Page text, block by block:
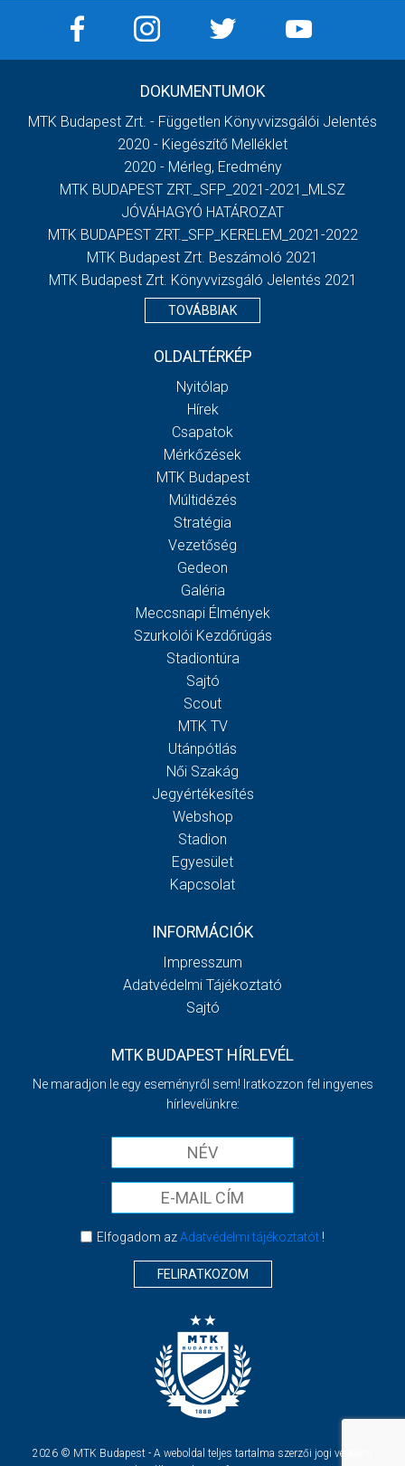
DOKUMENTUMOK
MTK Budapest Zrt. - Független Könyvvizsgálói Jelentés
2020 - Kiegészítő Melléklet
2020 - Mérleg, Eredmény
MTK BUDAPEST ZRT._SFP_2021-2021_MLSZ
JÓVÁHAGYÓ HATÁROZAT
MTK BUDAPEST ZRT._SFP_KERELEM_2021-2022
MTK Budapest Zrt. Beszámoló 2021
MTK Budapest Zrt. Könyvvizsgáló Jelentés 2021
TOVÁBBIAK
OLDALTÉRKÉP
Nyitólap
Hírek
Csapatok
Mérkőzések
MTK Budapest
Múltidézés
Stratégia
Vezetőség
Gedeon
Galéria
Meccsnapi Élmények
Szurkolói Kezdőrúgás
Stadiontúra
Sajtó
Scout
MTK TV
Utánpótlás
Női Szakág
Jegyértékesítés
Webshop
Stadion
Egyesület
Kapcsolat
INFORMÁCIÓK
Impresszum
Adatvédelmi Tájékoztató
Sajtó
MTK BUDAPEST HÍRLEVÉL
Ne maradjon le egy eseményről sem! Iratkozzon fel ingyenes
hírlevelünkre:
Elfogadom azAdatvédelmi tájékoztatót!
FELIRATKOZOM
2026 © MTK Budapest - A weboldal teljes tartalma szerzői jogi védelem